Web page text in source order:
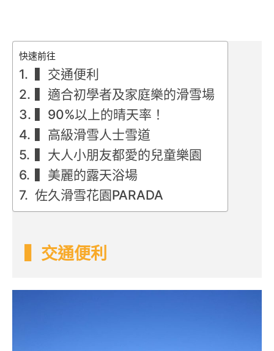
快速前往
▍交通便利
▍適合初學者及家庭樂的滑雪場
▍90%以上的晴天率！
▍高級滑雪人士雪道
▍大人小朋友都愛的兒童樂園
▍美麗的露天浴場
佐久滑雪花園PARADA
▍交通便利